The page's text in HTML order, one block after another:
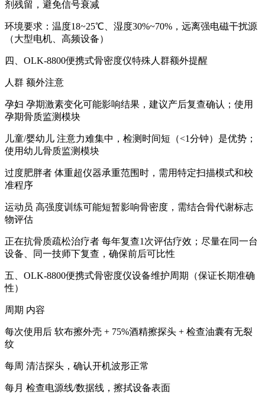
剂残留，避免信号衰减
环境要求：温度18~25℃、湿度30%~70%，远离强电磁干扰源
（大型电机、高频设备）
四、OLK-8800便携式骨密度仪特殊人群额外提醒
人群 额外注意
孕妇 孕期激素变化可能影响结果，建议产后复查确认；使用
孕期骨质监测模块
儿童/婴幼儿 注意力难集中，检测时间短（<1分钟）是优势；
使用幼儿骨质监测模块
过度肥胖者 体重超仪器承重范围时，需用特定扫描模式和校
准程序
运动员 高强度训练可能短暂影响骨密度，需结合骨代谢标志
物评估
正在抗骨质疏松治疗者 每年复查1次评估疗效；尽量在同一台
设备、同一技师下复查，确保前后可比性
五、OLK-8800便携式骨密度仪设备维护周期（保证长期准确
性）
周期 内容
每次使用后 软布擦外壳 + 75%酒精擦探头 + 检查油囊有无裂
纹
每周 清洁探头，确认开机波形正常
每月 检查电源线/数据线，擦拭设备表面